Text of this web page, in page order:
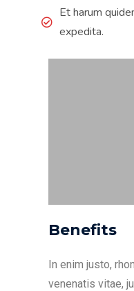
Et harum
expedita.
Benefits
In enim justo,
venenatis vitae,